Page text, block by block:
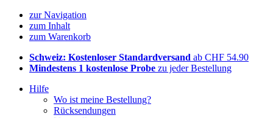
zur Navigation
zum Inhalt
zum Warenkorb
Schweiz: Kostenloser Standardversand ab CHF 54.90
Mindestens 1 kostenlose Probe zu jeder Bestellung
Hilfe
Wo ist meine Bestellung?
Rücksendungen